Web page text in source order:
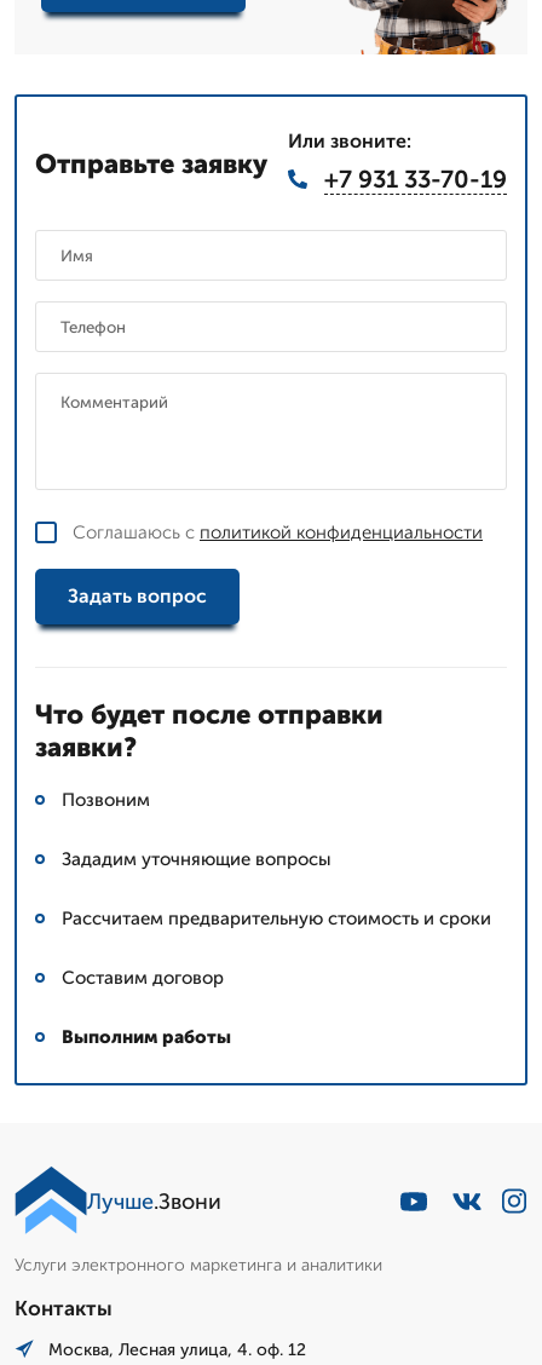
Отправьте заявку
Или звоните:
+7 931 33-70-19
Соглашаюсь с политикой конфиденциальности
Задать вопрос
Что будет после отправки
заявки?
Позвоним
Зададим уточняющие вопросы
Рассчитаем предварительную стоимость и сроки
Составим договор
Выполним работы
Лучше.Звони
Услуги электронного маркетинга и аналитики
Контакты
Москва, Лесная улица, 4. оф. 12